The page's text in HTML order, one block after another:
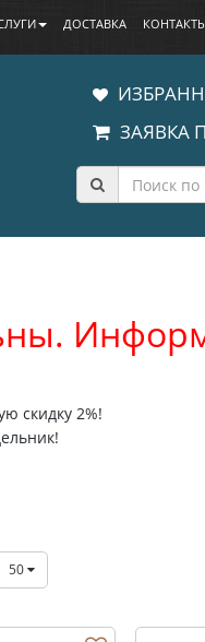
ДОСТАВКА
ЗАЯВКА
скидку 2%!
50